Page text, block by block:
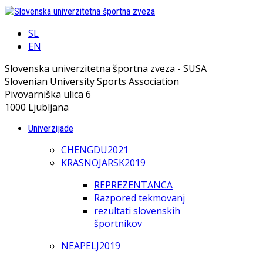
SL
EN
Slovenska univerzitetna športna zveza - SUSA
Slovenian University Sports Association
Pivovarniška ulica 6
1000 Ljubljana
Univerzijade
CHENGDU2021
KRASNOJARSK2019
REPREZENTANCA
Razpored tekmovanj
rezultati slovenskih
športnikov
NEAPELJ2019